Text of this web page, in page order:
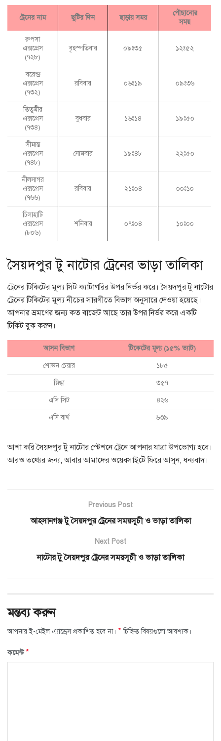
ট্রেনের নাম ছুটির দিন ছাড়ায় সময়
পৌছানোর
সময়
রুপসা
এক্সপ্রেস
(৭২৮)
বৃহস্পতিবার ০৯ঃ৩৫ ১২ঃ৫২
বরেন্দ্র
এক্সপ্রেস
(৭৩২)
রবিবার ০৬ঃ১৯ ০৯ঃ৩৬
তিতুমীর
এক্সপ্রেস
(৭৩৪)
বুধবার ১৬ঃ১৪ ১৯ঃ৫০
সীমান্ত
এক্সপ্রেস
(৭৪৮)
সোমবার ১৯ঃ৪৮ ২২ঃ৫০
নীলসাগর
এক্সপ্রেস
(৭৬৬)
রবিবার ২১ঃ০৪ ০০ঃ১০
চিলাহাটি
এক্সপ্রেস
(৮০৬)
শনিবার ০৭ঃ০৪ ১০ঃ০০
সৈয়দপুর টু নাটোর ট্রেনের ভাড়া তালিকা
ট্রেনের টিকিটের মূল্য সিট ক্যাটাগরির উপর নির্ভর করে। সৈয়দপুর টু নাটোর
ট্রেনের টিকিটের মূল্য নীচের সারণীতে বিভাগ অনুসারে দেওয়া হয়েছে।
আপনার ভ্রমণের জন্য কত বাজেট আছে তার উপর নির্ভর করে একটি
টিকিট বুক করুন।
আসন বিভাগ টিকেটের মূল্য (১৫% ভ্যাট)
শোভন চেয়ার ১৮৫
স্নিগ্ধা ৩৫৭
এসি সিট ৪২৬
এসি বার্থ ৬৩৯
আশা করি সৈয়দপুর টু নাটোর স্টেশনে ট্রেনে আপনার যাত্রা উপভোগ্য হবে।
আরও তথ্যের জন্য, আবার আমাদের ওয়েবসাইটে ফিরে আসুন, ধন্যবাদ।
Previous Post
আহসানগঞ্জ টু সৈয়দপুর ট্রেনের সময়সূচী ও ভাড়া তালিকা
Next Post
নাটোর টু সৈয়দপুর ট্রেনের সময়সূচী ও ভাড়া তালিকা
মন্তব্য করুন
আপনার ই-মেইল এ্যাড্রেস প্রকাশিত হবে না। * চিহ্নিত বিষয়গুলো আবশ্যক।
কমেন্ট*